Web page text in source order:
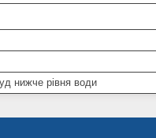
нижче рівня води